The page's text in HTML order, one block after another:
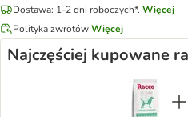
Dostawa: 1-2 dni roboczych*. Więcej
Polityka zwrotówWięcej
Najczęściej kupowane